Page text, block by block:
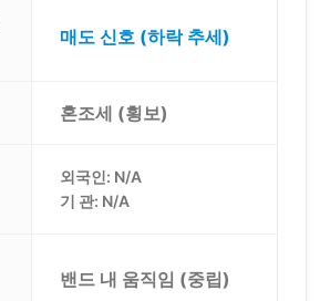
매도 신호 (하락 추세)
혼조세 (횡보)
외국인: N/A
기 관: N/A
밴드 내 움직임 (중립)